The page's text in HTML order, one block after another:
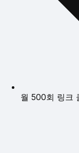
월 500회 링크